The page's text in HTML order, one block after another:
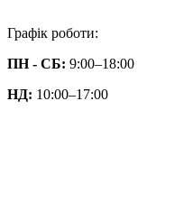
Графік роботи:
ПН - СБ: 9:00–18:00
НД: 10:00–17:00